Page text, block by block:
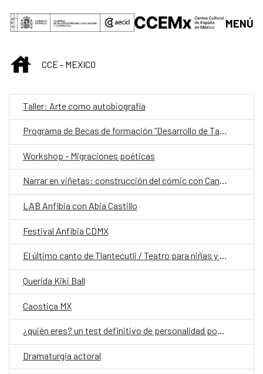
Saltar al contenido principal
MENÚ
INICIOCCE - MEXICO
Taller: Arte como autobiografía
Programa de Becas de formación “Desarrollo de Talento” Fundación Casa de México España en el Museo del Prado
Workshop - Migraciones poéticas
Narrar en viñetas: construcción del cómic con Candela Sierra
LAB Anfibia con Abia Castillo
Festival Anfibia CDMX
El último canto de Tlantecutli / Teatro para niñas y niños a partir de 6 años
Querida Kiki Ball
Caostica MX
¿quién eres? un test definitivo de personalidad por Aura García-Junco
Dramaturgia actoral